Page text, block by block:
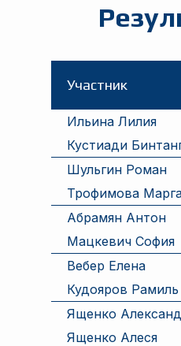
Участник
Ильина Лилия
Кустиади
Шульгин Роман
Трофимова
Абрамян Антон
Мацкевич София
Вебер Елена
Кудояров Рамиль
Ященко
Ященко Алеся